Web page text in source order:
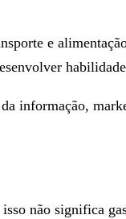
e
informação,
não significa